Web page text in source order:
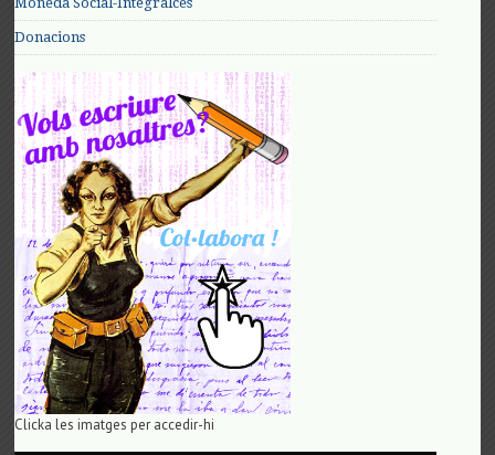
Donacions
Clicka les imatges per accedir-hi